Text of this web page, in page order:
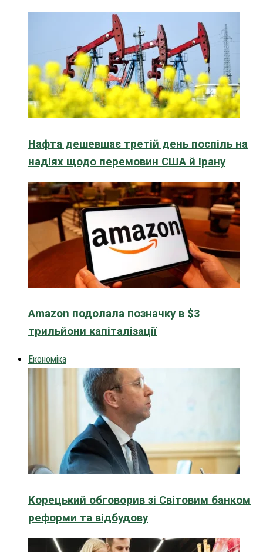
Нафта дешевшає третій день поспіль на
надіях щодо перемовин США й Ірану
Amazon подолала позначку в $3
трильйони капіталізації
Економіка
Корецький обговорив зі Світовим банком
реформи та відбудову